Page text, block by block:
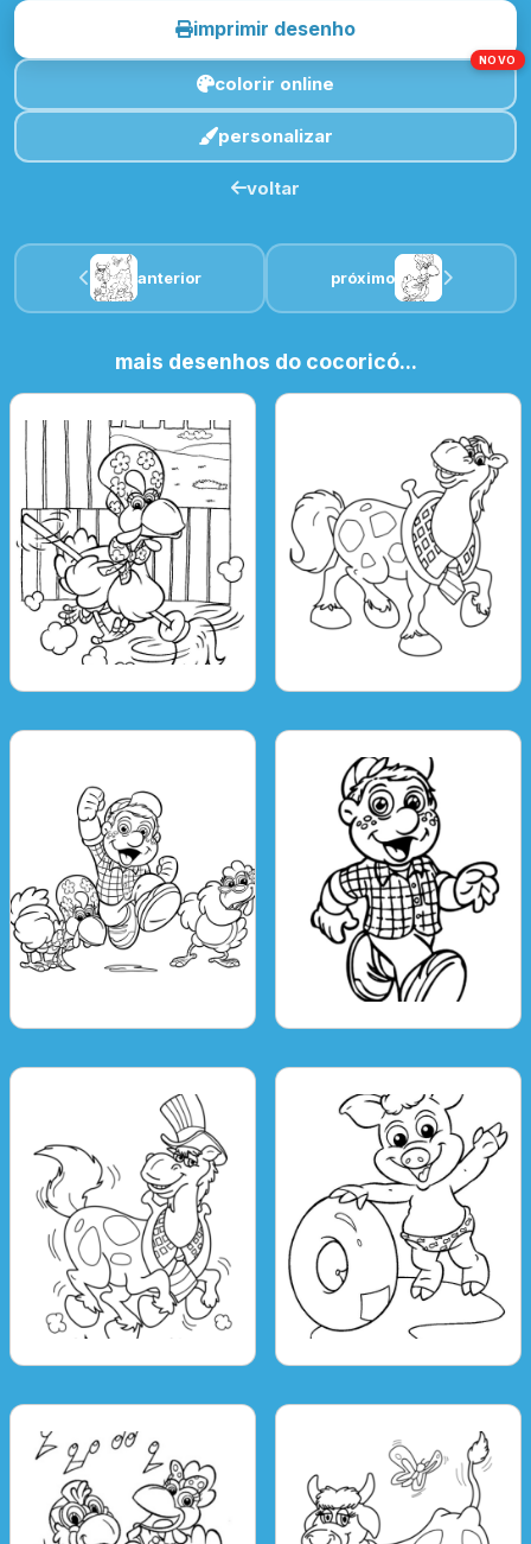
imprimir desenho
colorir online
NOVO
personalizar
voltar
anterior próximo
mais desenhos do cocoricó...